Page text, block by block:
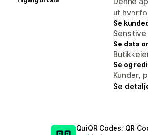
ut
Se
Se data
Se og
Kunder,
Se
QuiQR Codes: QR